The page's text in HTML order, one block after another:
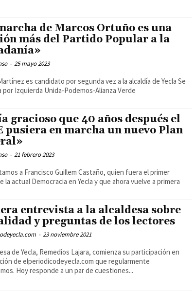
de Marcos Ortuño es una
más del Partido Popular a la
- 25 mayo 2023
es candidato por segunda vez a la alcaldía de Yecla Se
Izquierda Unida-Podemos-Alianza Verde
gracioso que 40 años después el
pusiera en marcha un nuevo Plan
- 21 febrero 2023
a Francisco Guillem Castaño, quien fuera el primer
la actual Democracia en Yecla y que ahora vuelve a primera
entrevista a la alcaldesa sobre
y preguntas de los lectores
- 23 noviembre 2021
de Yecla, Remedios Lajara, comienza su participación en
de elperiodicodeyecla.com que regularmente
Hoy responde a un par de cuestiones...